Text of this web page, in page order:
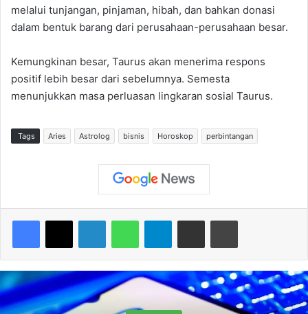
melalui tunjangan, pinjaman, hibah, dan bahkan donasi
dalam bentuk barang dari perusahaan-perusahaan besar.
Kemungkinan besar, Taurus akan menerima respons
positif lebih besar dari sebelumnya. Semesta
menunjukkan masa perluasan lingkaran sosial Taurus.
Tags Aries Astrolog bisnis Horoskop perbintangan
Telegram